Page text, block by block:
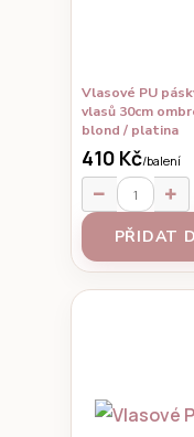
Vlasové PU
vlasů 30cm
blond / platina
410 Kč/balení
PŘIDAT